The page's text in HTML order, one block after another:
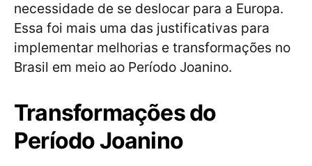
necessidade de se deslocar para a Europa.
Essa foi mais uma das justificativas para
implementar melhorias e transformações no
Brasil em meio ao Período Joanino.
Transformações do
Período Joanino